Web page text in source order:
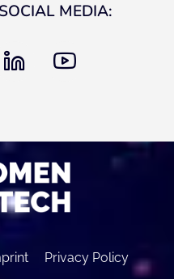
MEDIA:
Privacy Policy